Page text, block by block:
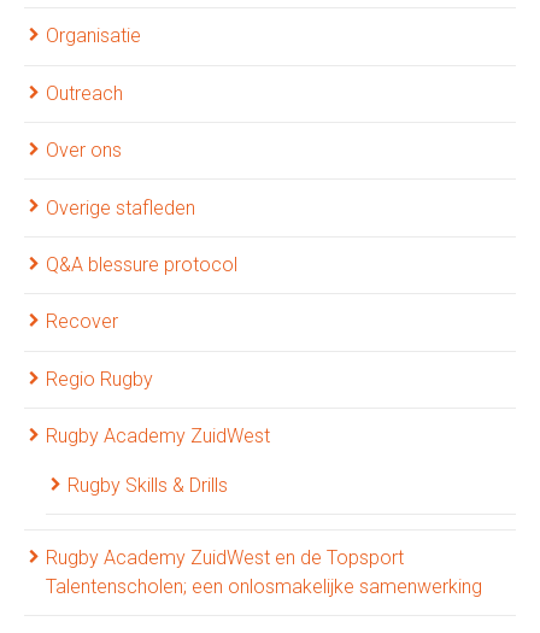
Organisatie
Outreach
Over ons
Overige stafleden
Q&A blessure protocol
Recover
Regio Rugby
Rugby Academy ZuidWest
Rugby Skills & Drills
Rugby Academy ZuidWest en de Topsport
Talentenscholen; een onlosmakelijke samenwerking